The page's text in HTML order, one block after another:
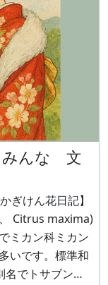
みんな 文
ぎけん花日記】
Citrus maxima)
ミカン科ミカン
いです。標準和
でトサブンタ